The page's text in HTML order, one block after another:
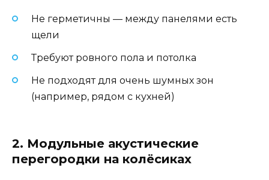
Не герметичны — между панелями есть
щели
Требуют ровного пола и потолка
Не подходят для очень шумных зон
(например, рядом с кухней)
2. Модульные акустические
перегородки на колёсиках